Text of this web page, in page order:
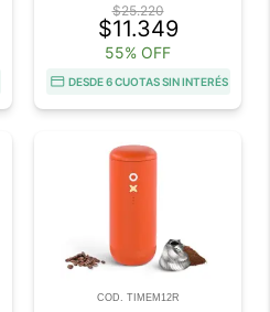
$25.220
$11.349
55% OFF
DESDE 6 CUOTAS SIN INTERÉS
COD. TIMEM12R